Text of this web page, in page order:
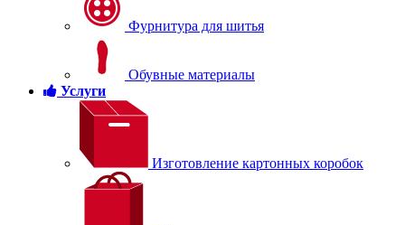
Фурнитура для шитья
Обувные материалы
Услуги
Изготовление картонных коробок